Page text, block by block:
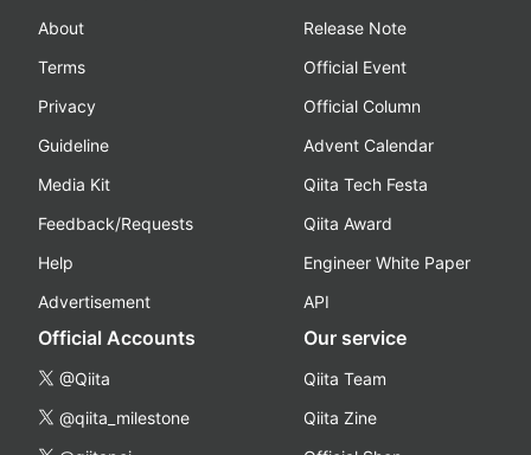
About
Terms
Privacy
Guideline
Media Kit
Feedback/Requests
Help
Advertisement
Release Note
Official Event
Official Column
Advent Calendar
Qiita Tech Festa
Qiita Award
Engineer White Paper
API
Official Accounts
@Qiita
@qiita_milestone
Our service
Qiita Team
Qiita Zine